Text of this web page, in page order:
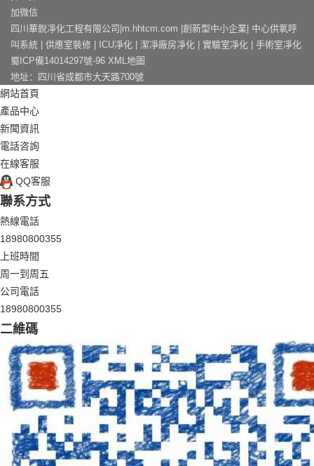
加微信
四川華銳凈化工程有限公司|m.hhtcm.com |創新型中小企業| 中心供氧呼
叫系統
供應室裝修 ICU凈化 潔凈廠房凈化 實驗室凈化
手術室凈化
蜀ICP備14014297號-96 XML地圖
地址：四川省成都市大天路700號
網站首頁
產品中心
新聞資訊
電話咨詢
在線客服
QQ客服
聯系方式
熱線電話
18980800355
上班時間
周一到周五
公司電話
18980800355
二維碼